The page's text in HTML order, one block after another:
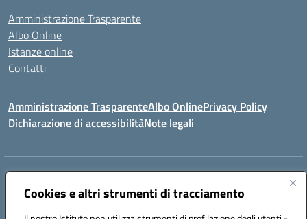
Cookies e altri strumenti di tracciamento
Amministrazione Trasparente
Albo Online
Istanze online
Contatti
Amministrazione TrasparenteAlbo OnlinePrivacy Policy
Dichiarazione di accessibilitàNote legali
Indirizzo:
Centralino:0885/422972 Email:FGIC84600D@istruzione.it